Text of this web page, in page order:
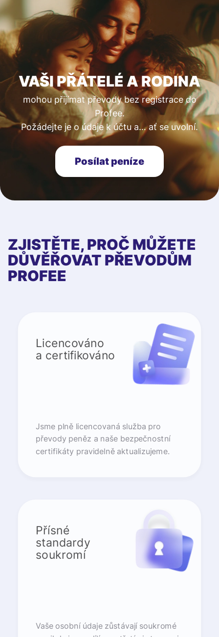
VAŠI PŘÁTELÉ A RODINA
mohou přijímat převody bez registrace do
Profee.
Požádejte je o údaje k účtu a… ať se uvolní.
Posílat peníze
ZJISTĚTE, PROČ MŮŽETE
DŮVĚŘOVAT PŘEVODŮM
PROFEE
Licencováno
a certifikováno
Jsme plně licencovaná služba pro
převody peněz a naše bezpečnostní
certifikáty pravidelně aktualizujeme.
Přísné
standardy
soukromí
Vaše osobní údaje zůstávají soukromé